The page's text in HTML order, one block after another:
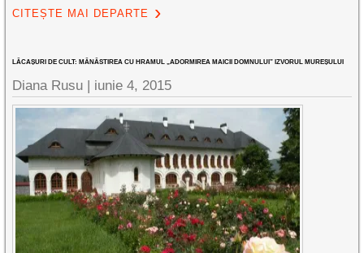
CITEȘTE MAI DEPARTE
LĂCAȘURI DE CULT: MĂNĂSTIREA CU HRAMUL „ADORMIREA MAICII DOMNULUI” IZVORUL MUREȘULUI
Diana Rusu | iunie 4, 2015